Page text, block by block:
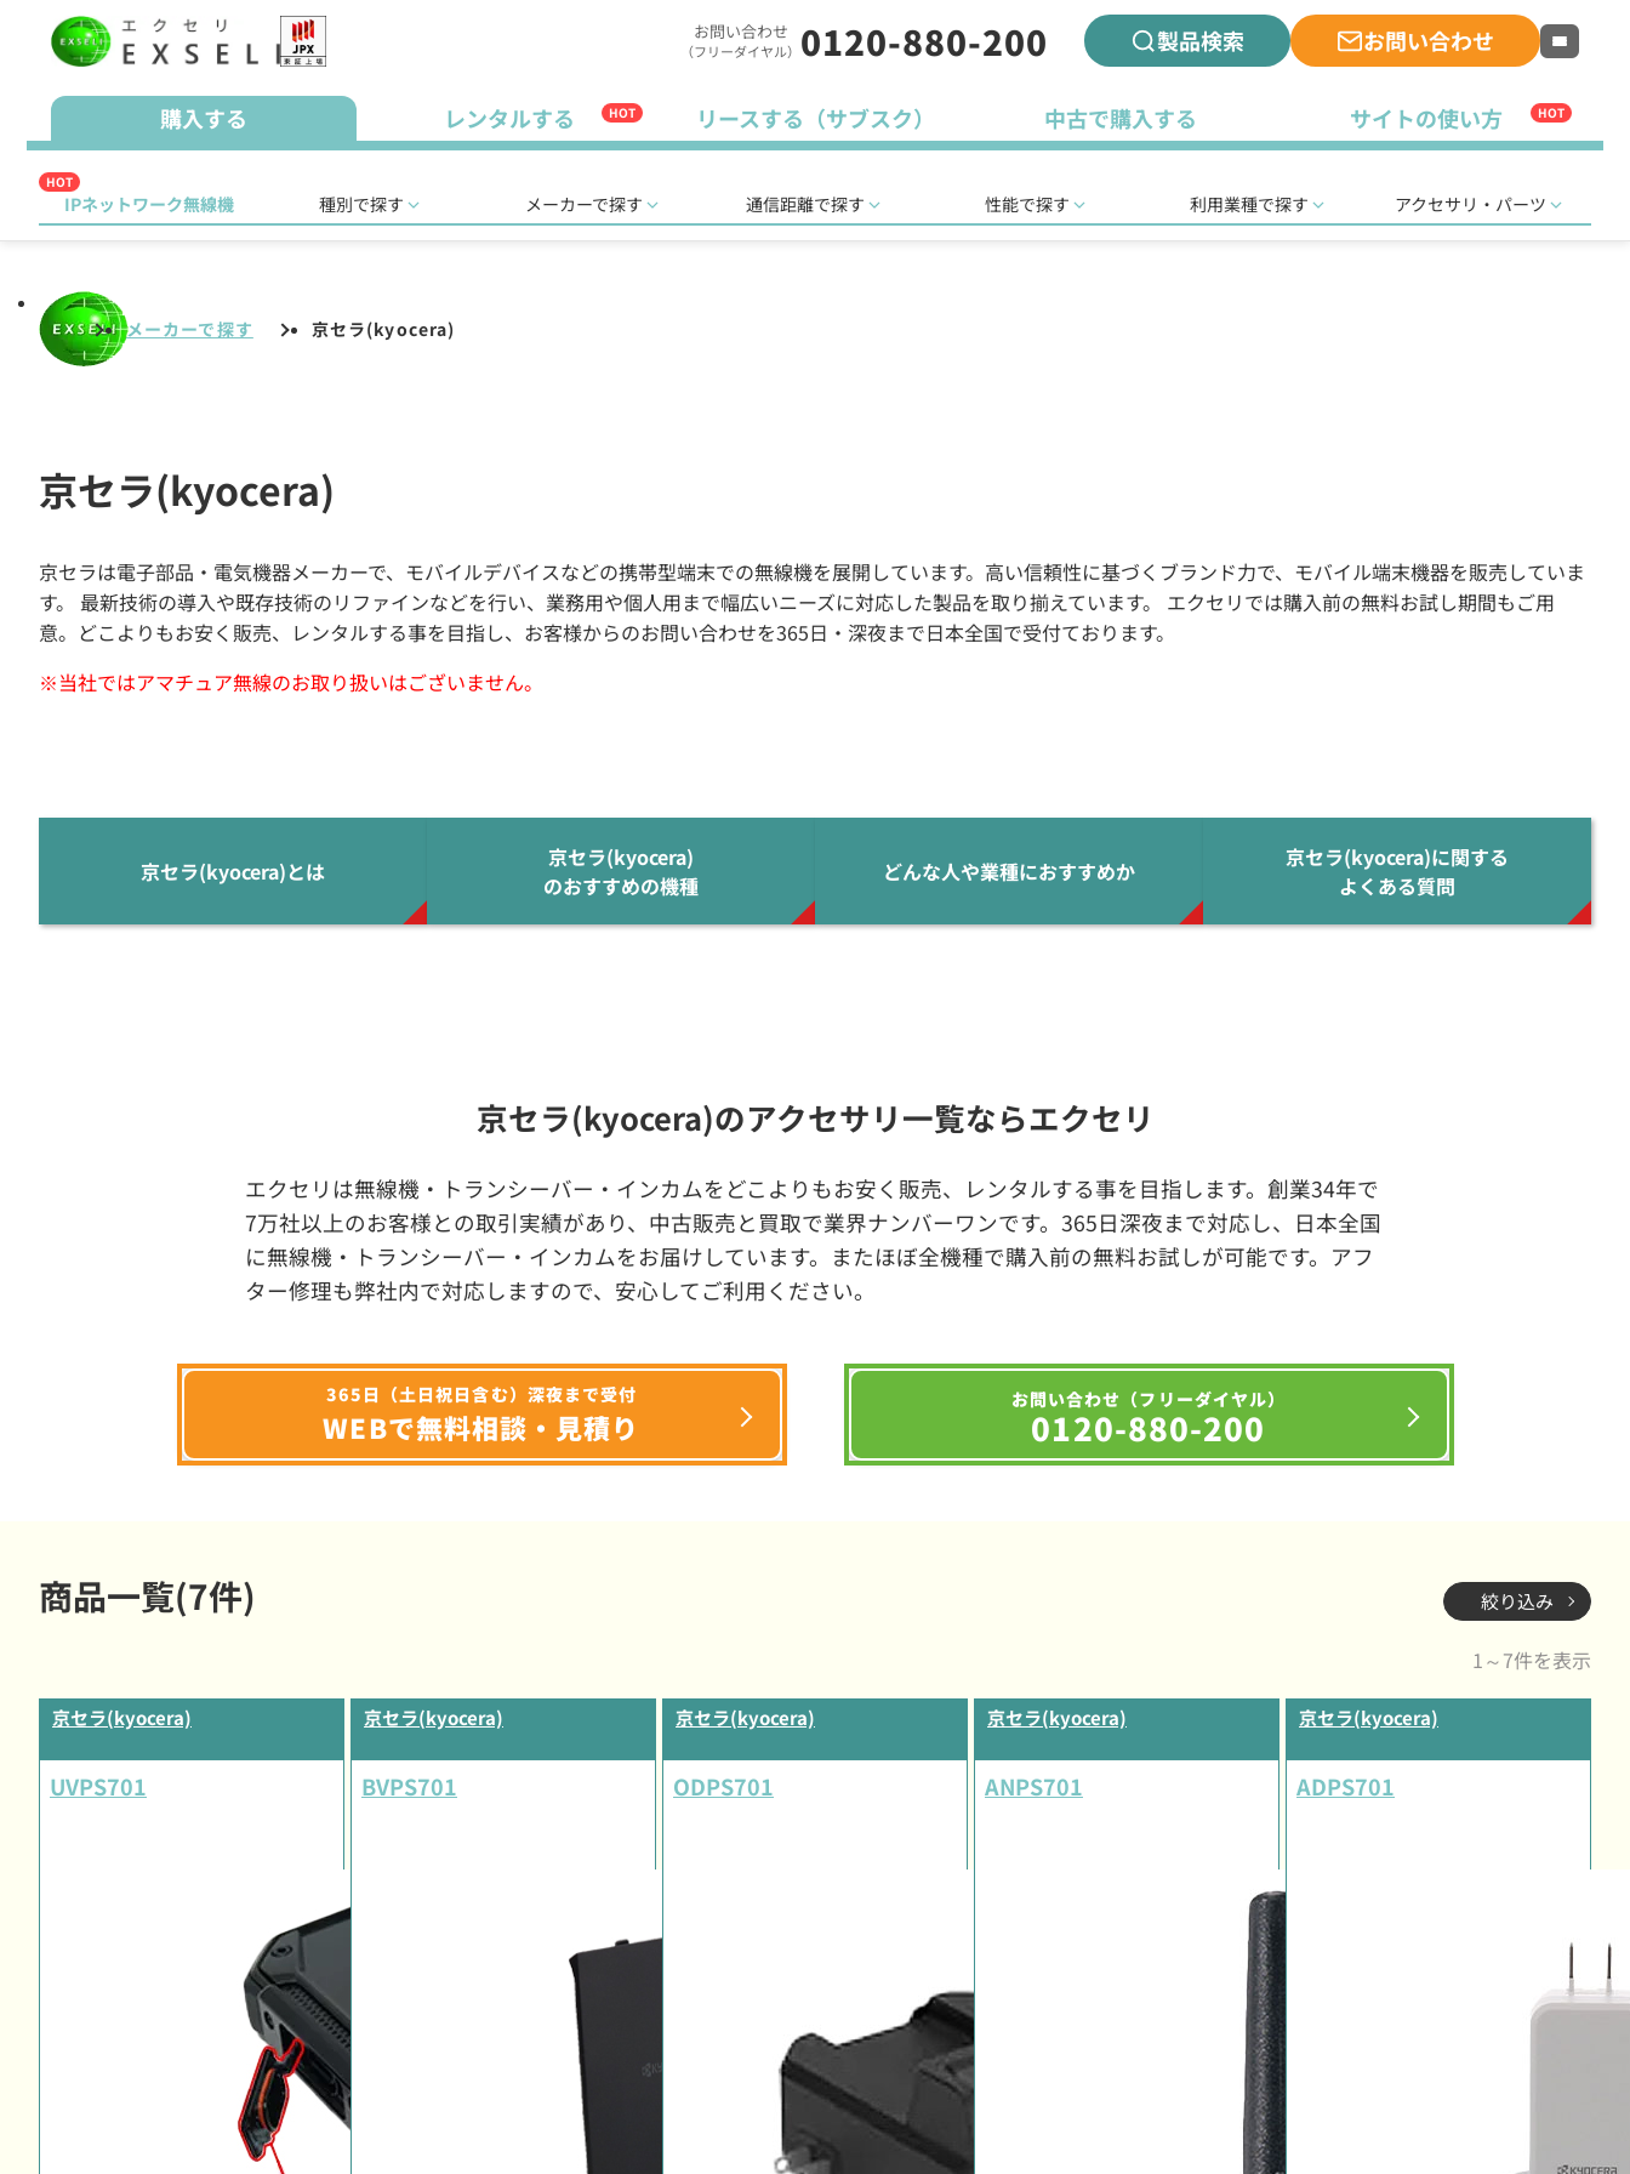
お問い合わせ
（フリーダイヤル） 0120-880-200 製品検索 お問い合わせ
購入する レンタルする HOT リースする（サブスク） 中古で購入する サイトの使い方 HOT
HOT
IPネットワーク無線機 種別で探す メーカーで探す 通信距離で探す 性能で探す 利用業種で探す アクセサリ・パーツ
メーカーで探す 京セラ(kyocera)
京セラ(kyocera)
京セラは電子部品・電気機器メーカーで、モバイルデバイスなどの携帯型端末での無線機を展開しています。高い信頼性に基づくブランド力で、モバイル端末機器を販売していま
す。 最新技術の導入や既存技術のリファインなどを行い、業務用や個人用まで幅広いニーズに対応した製品を取り揃えています。 エクセリでは購入前の無料お試し期間もご用
意。どこよりもお安く販売、レンタルする事を目指し、お客様からのお問い合わせを365日・深夜まで日本全国で受付ております。
※当社ではアマチュア無線のお取り扱いはございません。
京セラ(kyocera)とは
京セラ(kyocera)
のおすすめの機種
どんな人や業種におすすめか
京セラ(kyocera)に関する
よくある質問
京セラ(kyocera)のアクセサリ一覧ならエクセリ
エクセリは無線機・トランシーバー・インカムをどこよりもお安く販売、レンタルする事を目指します。創業34年で
7万社以上のお客様との取引実績があり、中古販売と買取で業界ナンバーワンです。365日深夜まで対応し、日本全国
に無線機・トランシーバー・インカムをお届けしています。またほぼ全機種で購入前の無料お試しが可能です。アフ
ター修理も弊社内で対応しますので、安心してご利用ください。
365日（土日祝日含む）深夜まで受付
WEBで無料相談・見積り
お問い合わせ（フリーダイヤル）
0120-880-200
商品一覧(7件) 絞り込み
1～7件を表示
京セラ(kyocera)
UVPS701
京セラ(kyocera)
BVPS701
京セラ(kyocera)
ODPS701
京セラ(kyocera)
ANPS701
京セラ(kyocera)
ADPS701